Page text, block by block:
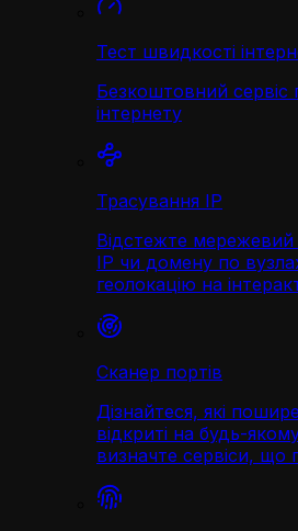
Тест швидкості
Безкоштовний сервіс
інтернету
Трасування IP
Відстежте
IP чи домену по
геолокацію на
Сканер портів
Дізнайтеся, які
відкриті на будь-
визначте сервіси,